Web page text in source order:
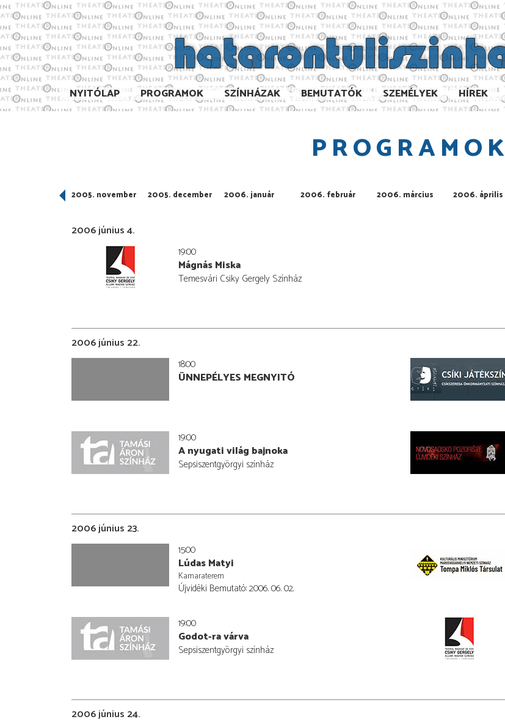
NYITÓLAP PROGRAMOK SZÍNHÁZAK BEMUTATÓK SZEMÉLYEK HÍREK
PROGRAMOK
2005. november 2005. december 2006. január 2006. február 2006. március 2006. április
2006 június 4.
19:00
Mágnás Miska
Temesvári Csiky Gergely Színház
2006 június 22.
18:00
ÜNNEPÉLYES MEGNYITÓ
19:00
A nyugati világ bajnoka
Sepsiszentgyörgyi színház
2006 június 23.
15:00
Lúdas Matyi
Kamaraterem
Újvidéki Bemutató: 2006. 06. 02.
19:00
Godot-ra várva
Sepsiszentgyörgyi színház
2006 június 24.